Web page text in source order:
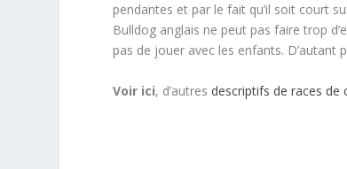
pendantes et par le fait qu’il soit court
Bulldog anglais ne peut pas faire trop
pas de jouer avec les enfants. D’autant
Voir ici, d’autres descriptifs de races de